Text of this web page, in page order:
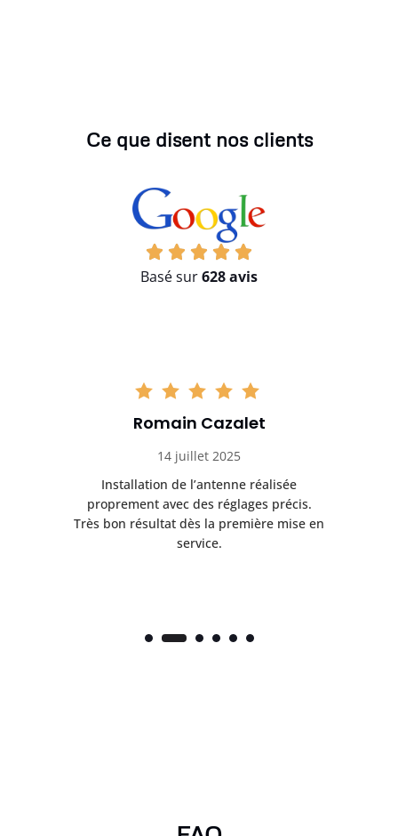
Ce que disent nos clients
Basé sur628 avis
Romain Cazalet
14 juillet 2025
Installation de l’antenne réalisée
proprement avec des réglages précis.
Très bon résultat dès la première mise en
service.